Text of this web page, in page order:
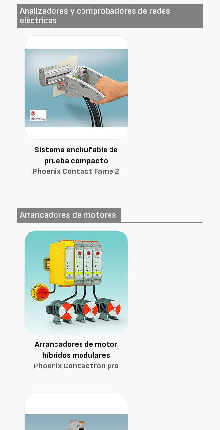
Analizadores y comprobadores de redes
eléctricas
Sistema enchufable de
prueba compacto
Phoenix Contact Fame 2
Arrancadores de motores
Arrancadores de motor
híbridos modulares
Phoenix Contactron pro